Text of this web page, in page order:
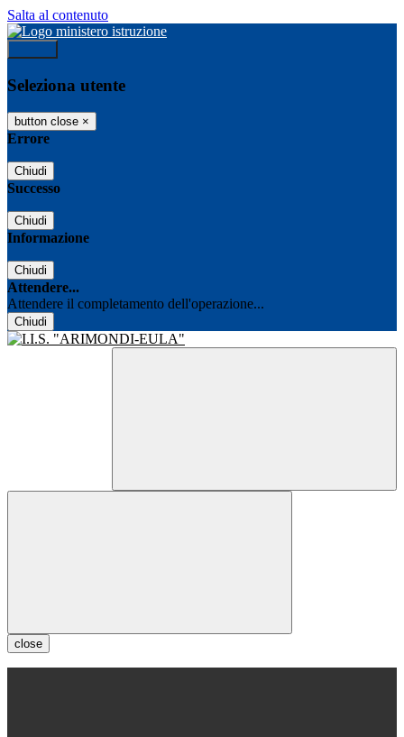
Salta al contenuto
Seleziona utente
button close ×
Errore
Chiudi
Successo
Chiudi
Informazione
Chiudi
Attendere...
Attendere il completamento dell'operazione...
Chiudi
close